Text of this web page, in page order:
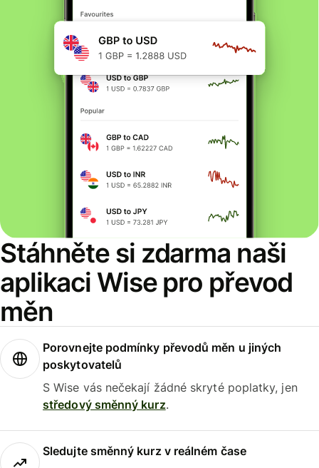
Stáhněte si zdarma naši
aplikaci Wise pro převod
měn
Porovnejte podmínky převodů měn u jiných
poskytovatelů
S Wise vás nečekají žádné skryté poplatky, jen
středový směnný kurz.
Sledujte směnný kurz v reálném čase